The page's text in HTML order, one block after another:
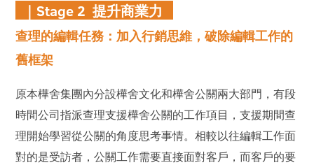
｜Stage 2 提升商業力
查理的編輯任務：加入行銷思維，破除編輯工作的
舊框架
原本樺舍集團內分設樺舍文化和樺舍公關兩大部門，有段
時間公司指派查理支援樺舍公關的工作項目，支援期間查
理開始學習從公關的角度思考事情。相較以往編輯工作面
對的是受訪者，公關工作需要直接面對客戶，而客戶的要